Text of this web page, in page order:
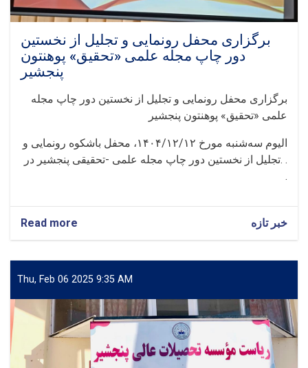
برگزاری محفل رونمایی و تجلیل از نخستین
دور چاپ مجله علمی «تحقیق» پوهنتون
پنجشیر
برگزاری محفل رونمایی و تجلیل از نخستین دور چاپ مجله
علمی «تحقیق» پوهنتون پنجشیر
الیوم سه‌شنبه مورخ ۱۴۰۴/۱۲/۱۲، محفل باشکوه رونمایی و
تجلیل از نخستین دور چاپ مجله علمی -تحقیقی پنجشیر در. .
.
Read more
برگزاری
رونمایی
و
از
نخستین
دور
چاپ
مجله
خبر تازه
Thu, Feb 06 2025 9:35 AM